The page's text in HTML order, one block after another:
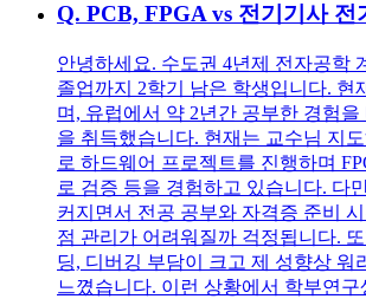
Q. PCB, FPGA vs 전기기사 전
안녕하세요. 수도권 4년제 전자공학
졸업까지 2학기 남은 학생입니다. 현
며, 유럽에서 약 2년간 공부한 경험
을 취득했습니다. 현재는 교수님 지
로 하드웨어 프로젝트를 진행하며
로 검증 등을 경험하고 있습니다. 다
커지면서 전공 공부와 자격증 준비
점 관리가 어려워질까 걱정됩니다.
딩, 디버깅 부담이 크고 제 성향상 워
느꼈습니다. 이런 상황에서 학부연